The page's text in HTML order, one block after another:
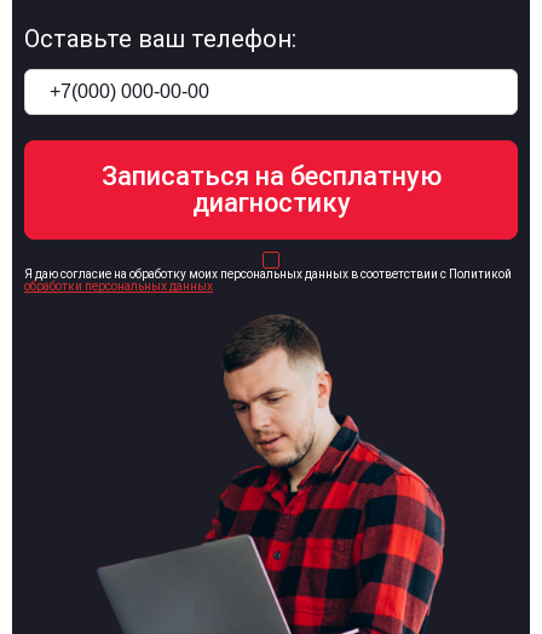
Оставьте ваш телефон:
Я даю согласие на обработку моих персональных данных в соответствии с Политикой
обработки персональных данных